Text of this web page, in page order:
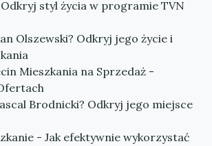
styl życia w programie TVN
Olszewski? Odkryj jego życie i
Mieszkania na Sprzedaż -
Brodnicki? Odkryj jego miejsce
- Jak efektywnie wykorzystać